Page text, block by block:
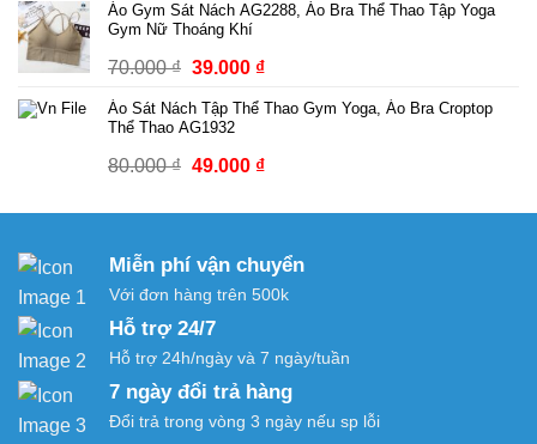
là:
70.000 ₫.
tại
39.000 ₫.
Áo Gym Sát Nách AG2288, Áo Bra Thể Thao Tập Yoga
Gym Nữ Thoáng Khí
70.000₫ Giá
là:
39.000 ₫Giá
tại
39.000 ₫.
Áo Sát Nách Tập Thể Thao Gym Yoga, Áo Bra Croptop
Thể Thao AG1932
80.000₫ Giá
là:
49.000 ₫Giá
tại
49.000 ₫.
Miễn phí vận chuyển
Với đơn hàng trên 500k
Hỗ trợ 24/7
Hỗ trợ 24h/ngày và 7 ngày/tuần
7 ngày đổi trả hàng
Đổi trả trong vòng 3 ngày nếu sp lỗi